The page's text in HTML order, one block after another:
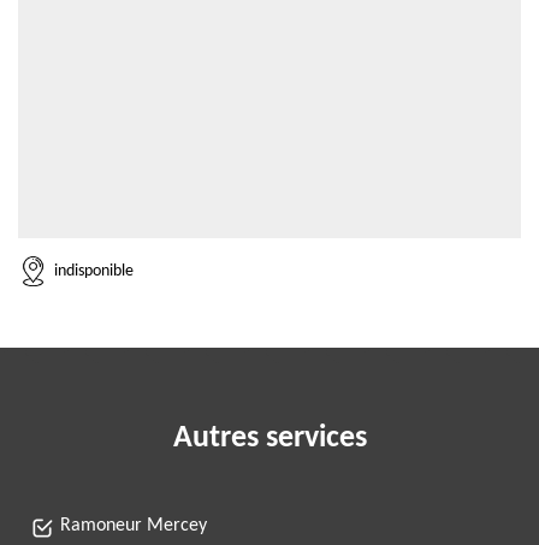
indisponible
Autres services
Ramoneur Mercey